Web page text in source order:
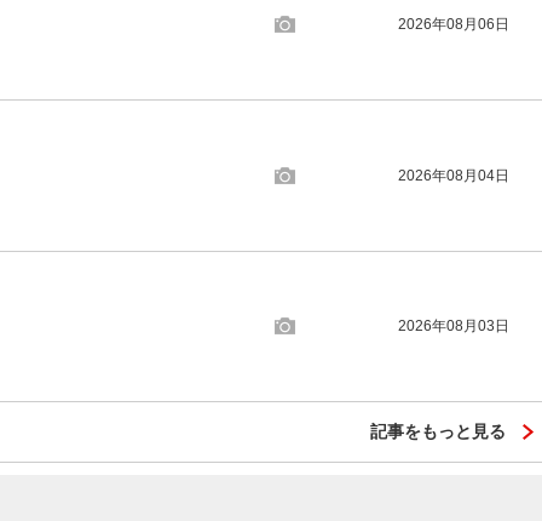
2026年08月06日
2026年08月04日
2026年08月03日
記事をもっと見る